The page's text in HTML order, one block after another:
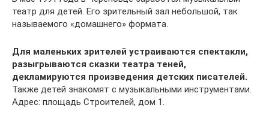
театр для детей. Его зрительный зал небольшой, так
называемого «домашнего» формата.
Для маленьких зрителей устраиваются спектакли,
разыгрываются сказки театра теней,
декламируются произведения детских писателей.
Также детей знакомят с музыкальными инструментами.
Адрес: площадь Строителей, дом 1.